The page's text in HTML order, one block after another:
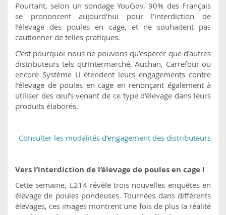
Pourtant, selon un sondage YouGov, 90% des Français
se prononcent aujourd’hui pour l’interdiction de
l’élevage des poules en cage, et ne souhaitent pas
cautionner de telles pratiques.
C’est pourquoi nous ne pouvons qu’espérer que d’autres
distributeurs tels qu’Intermarché, Auchan, Carrefour ou
encore Système U étendent leurs engagements contre
l’élevage de poules en cage en renonçant également à
utiliser des œufs venant de ce type d’élevage dans leurs
produits élaborés.
Consulter les modalités d’engagement des distributeurs
Vers l’interdiction de l’élevage de poules en cage !
Cette semaine, L214 révèle trois nouvelles enquêtes en
élevage de poules pondeuses. Tournées dans différents
élevages, ces images montrent une fois de plus la réalité